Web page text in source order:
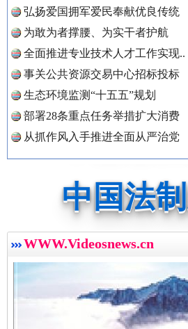
弘扬爱国拥军爱民奉献优良传统
为敢为者撑腰、为实干者护航
全面推进专业技术人才工作实现..
事关公共资源交易中心招标投标
生态环境监测“十五五”规划
部署28条重点任务举措扩大消费
从抓作风入手推进全面从严治党
中国公
中国公
中国法
中国法
中国法
WWW.Videosnews.cn
三年瞒报超千万 隐匿收入偷税被查
祁连巍巍树丰碑